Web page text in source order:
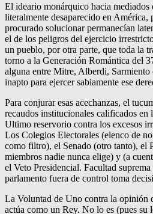
El ideario monárquico hacia
literalmente desaparecido en América,
procurado solucionar permanecían
el de los peligros del ejercicio
un pueblo, por otra parte, que toda la
torno a la Generación Romántica del
alguna entre Mitre, Alberdi, Sarmiento
inapto para ejercer sabiamente ese
Para conjurar esas acechanzas, el
recaudos institucionales calificados en
Ultimo reservorio contra los excesos
Los Colegios Electorales (elenco de
como filtro), el Senado (otro tanto), el
miembros nadie nunca elige) y (a
el Veto Presidencial. Facultad
parlamento fuera de control toma
La Voluntad de Uno contra la opinión
actúa como un Rey. No lo es (pues